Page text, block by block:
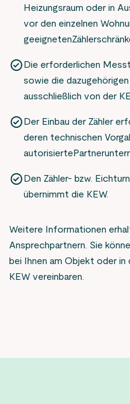
Heizungsraum oder in
vor den einzelnen
Die erforderlichen
sowie die
ausschließlich von der
Der Einbau der Zähler
deren technischen
Den Zähler- bzw.
übernimmt die KEW.
Weitere Informationen
Ansprechpartnern. Sie
bei Ihnen am Objekt oder
KEW vereinbaren.